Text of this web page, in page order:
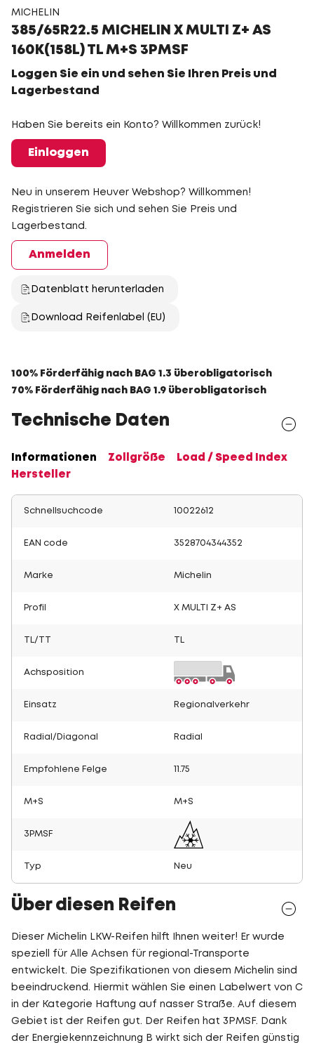
MICHELIN
385/65R22.5 MICHELIN X MULTI Z+ AS
160K(158L) TL M+S 3PMSF
Loggen Sie ein und sehen Sie Ihren Preis und
Lagerbestand
Haben Sie bereits ein Konto? Willkommen zurück!
Einloggen
Neu in unserem Heuver Webshop? Willkommen!
Registrieren Sie sich und sehen Sie Preis und
Lagerbestand.
Anmelden
Datenblatt herunterladen
Download Reifenlabel (EU)
100% Förderfähig nach BAG 1.3 überobligatorisch
70% Förderfähig nach BAG 1.9 überobligatorisch
Technische Daten
Informationen Zollgröße
Load / Speed Index
Hersteller
Schnellsuchcode 10022612
EAN code 3528704344352
Marke Michelin
Profil X MULTI Z+ AS
TL/TT
Achsposition
Einsatz Regionalverkehr
Radial/Diagonal Radial
Empfohlene Felge 11.75
M+S M+S
3PMSF
Typ Neu
Über diesen Reifen
Dieser Michelin LKW-Reifen hilft Ihnen weiter! Er wurde
speziell für Alle Achsen für regional-Transporte
entwickelt. Die Spezifikationen von diesem Michelin sind
beeindruckend. Hiermit wählen Sie einen Labelwert von C
in der Kategorie Haftung auf nasser Straße. Auf diesem
Gebiet ist der Reifen gut. Der Reifen hat 3PMSF. Dank
der Energiekennzeichnung B wirkt sich der Reifen günstig